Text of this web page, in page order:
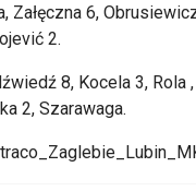
Załęczna 6,
2.
8, Kocela 3,
2, Szarawaga.